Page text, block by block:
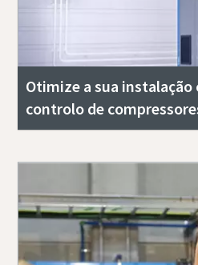
Otimize a sua
controlo de